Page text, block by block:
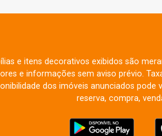
e itens decorativos exibidos são
e informações sem aviso prévio.
dos imóveis anunciados
reserva, compra,